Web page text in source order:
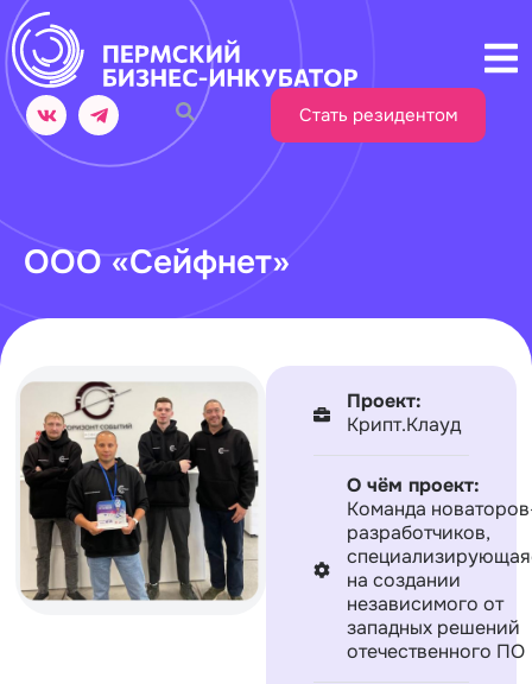
Стать резидентом
ООО «Сейфнет»
Проект:
Крипт.Клауд
О чём проект:
Команда
разработчиков,
на создании
независимого от
западных решений
отечественного ПО